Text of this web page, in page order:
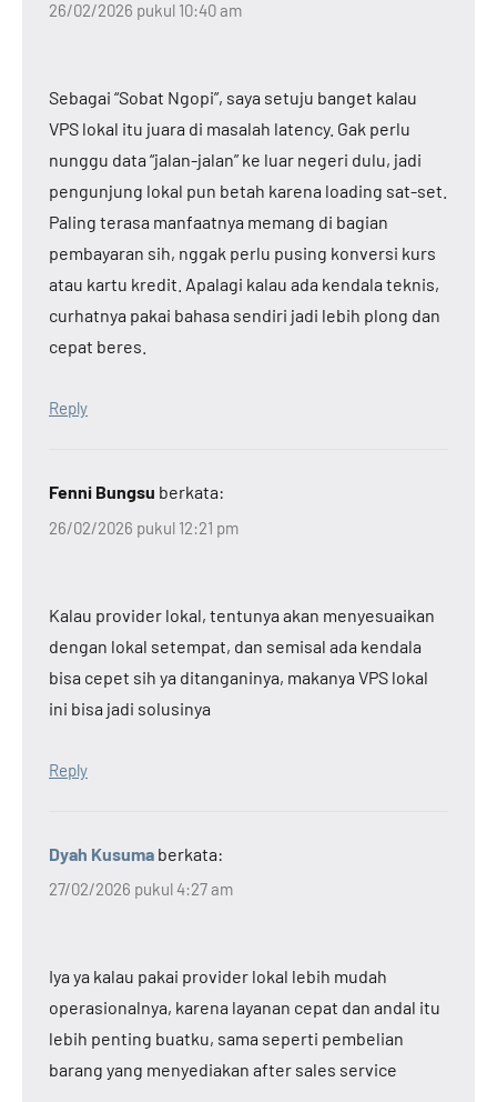
26/02/2026 pukul 10:40 am
Sebagai “Sobat Ngopi”, saya setuju banget kalau
VPS lokal itu juara di masalah latency. Gak perlu
nunggu data “jalan-jalan” ke luar negeri dulu, jadi
pengunjung lokal pun betah karena loading sat-set.
Paling terasa manfaatnya memang di bagian
pembayaran sih, nggak perlu pusing konversi kurs
atau kartu kredit. Apalagi kalau ada kendala teknis,
curhatnya pakai bahasa sendiri jadi lebih plong dan
cepat beres.
Reply
Fenni Bungsu berkata:
26/02/2026 pukul 12:21 pm
Kalau provider lokal, tentunya akan menyesuaikan
dengan lokal setempat, dan semisal ada kendala
bisa cepet sih ya ditanganinya, makanya VPS lokal
ini bisa jadi solusinya
Reply
Dyah Kusuma berkata:
27/02/2026 pukul 4:27 am
Iya ya kalau pakai provider lokal lebih mudah
operasionalnya, karena layanan cepat dan andal itu
lebih penting buatku, sama seperti pembelian
barang yang menyediakan after sales service